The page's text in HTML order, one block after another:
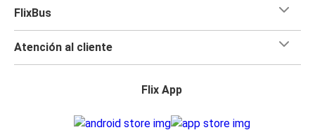
FlixBus
Atención al cliente
Flix App